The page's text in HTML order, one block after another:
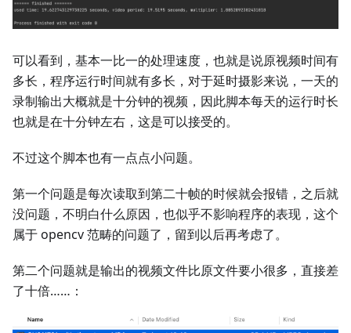
可以看到，基本一比一的处理速度，也就是说原视频时间有
多长，程序运行时间就有多长，对于延时摄影来说，一天的
录制输出大概就是十分钟的视频，因此脚本每天的运行时长
也就是在十分钟左右，这是可以接受的。
不过这个脚本也有一点点小问题。
第一个问题是每次读取到第二十帧的时候就会报错，之后就
没问题，不明白什么原因，也似乎不影响程序的表现，这个
属于 opencv 范畴的问题了，留到以后再考虑了。
第二个问题就是输出的视频文件比原文件要小很多，直接差
了十倍……：